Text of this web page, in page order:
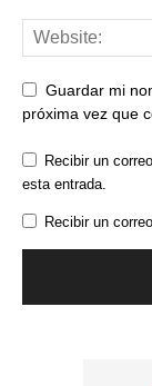
Guardar mi
próxima vez que
Recibir un
esta entrada.
Recibir un